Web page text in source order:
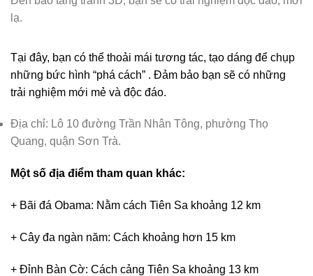
lạ.
Tại đây, bạn có thể thoải mái tương tác, tạo dáng để chụp
những bức hình “phá cách” . Đảm bảo bạn sẽ có những
trải nghiệm mới mẻ và độc đáo.
Địa chỉ: Lô 10 đường Trần Nhân Tông, phường Thọ
Quang, quận Sơn Trà.
Một số địa điểm tham quan khác:
+ Bãi đá Obama: Nằm cách Tiên Sa khoảng 12 km
+ Cây đa ngàn năm: Cách khoảng hơn 15 km
+ Đỉnh Bàn Cờ: Cách cảng Tiên Sa khoảng 13 km